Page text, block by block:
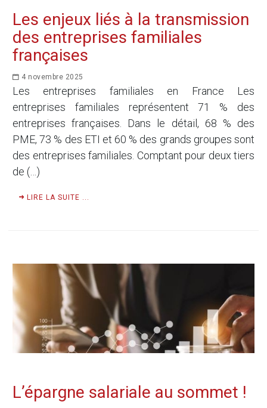
Les enjeux liés à la transmission
des entreprises familiales
françaises
4 novembre 2025
Les entreprises familiales en France Les
entreprises familiales représentent 71 % des
entreprises françaises. Dans le détail, 68 % des
PME, 73 % des ETI et 60 % des grands groupes sont
des entreprises familiales. Comptant pour deux tiers
de (…)
LIRE LA SUITE ...
L’épargne salariale au sommet !